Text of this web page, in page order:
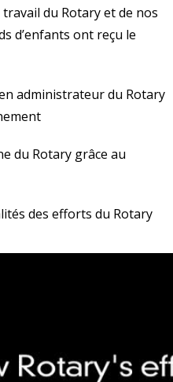
du Rotary et de nos
d’enfants ont reçu le
administrateur du Rotary
du Rotary grâce au
des efforts du Rotary